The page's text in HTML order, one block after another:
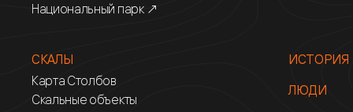
Национальный парк ↗
СКАЛЫ
Карта Столбов
Скальные объекты
ИСТОРИЯ
ЛЮДИ